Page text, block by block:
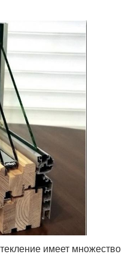
имеет множество